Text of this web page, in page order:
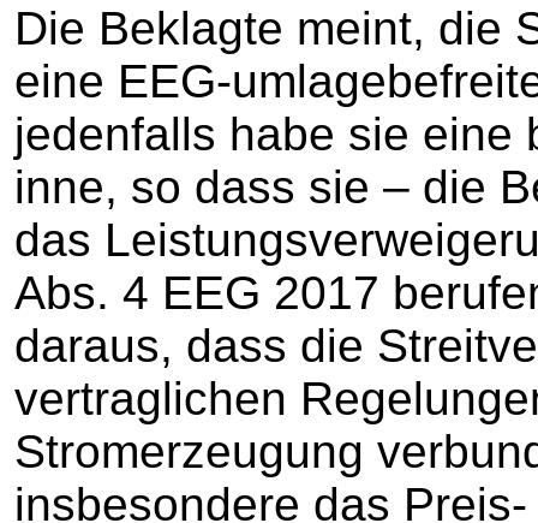
Die Beklagte meint, die
eine EEG-
jedenfalls habe sie eine
inne, so dass sie – die
das
Abs. 4 EEG 2017
daraus, dass die
vertraglichen
Stromerzeugung
insbesondere das